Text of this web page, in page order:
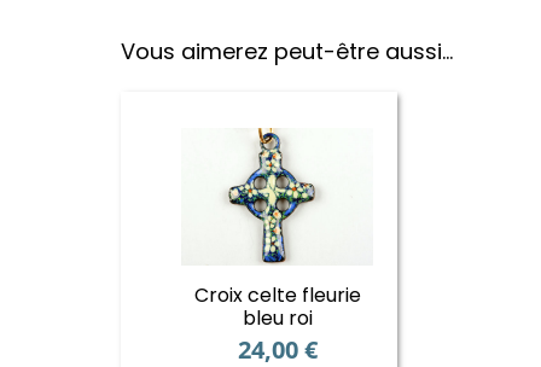
Vous aimerez peut-être aussi…
Croix celte fleurie
bleu roi
24,00€